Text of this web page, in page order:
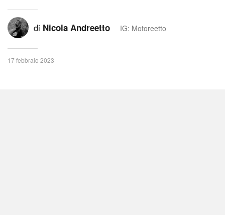
di Nicola Andreetto IG: Motoreetto
17 febbraio 2023